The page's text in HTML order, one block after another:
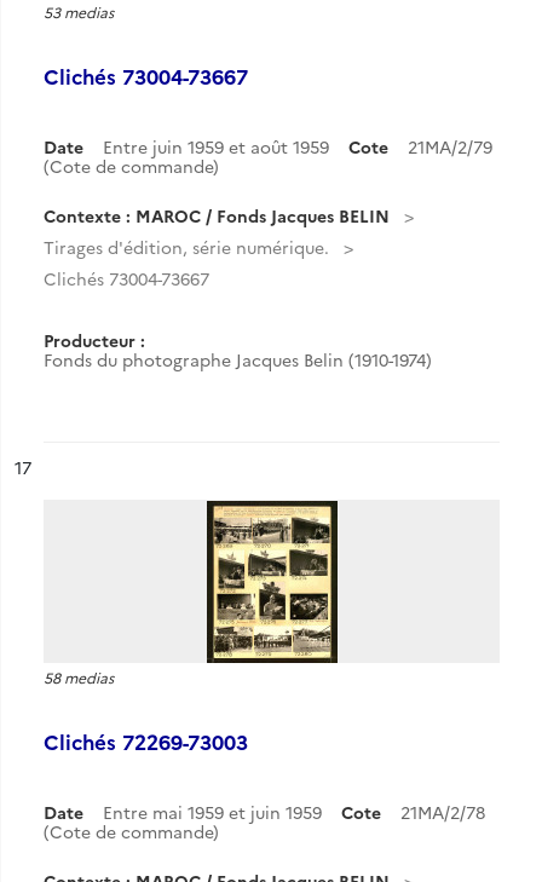
53 medias
Clichés 73004-73667
Date Entre juin 1959 et août 1959 Cote
21MA/2/79
(Cote de commande)
Contexte : MAROC / Fonds Jacques BELIN
Tirages d'édition, série numérique.
Clichés 73004-73667
Producteur :
Fonds du photographe Jacques Belin (1910-1974)
n°
17
58 medias
Clichés 72269-73003
Date Entre mai 1959 et juin 1959 Cote
21MA/2/78
(Cote de commande)